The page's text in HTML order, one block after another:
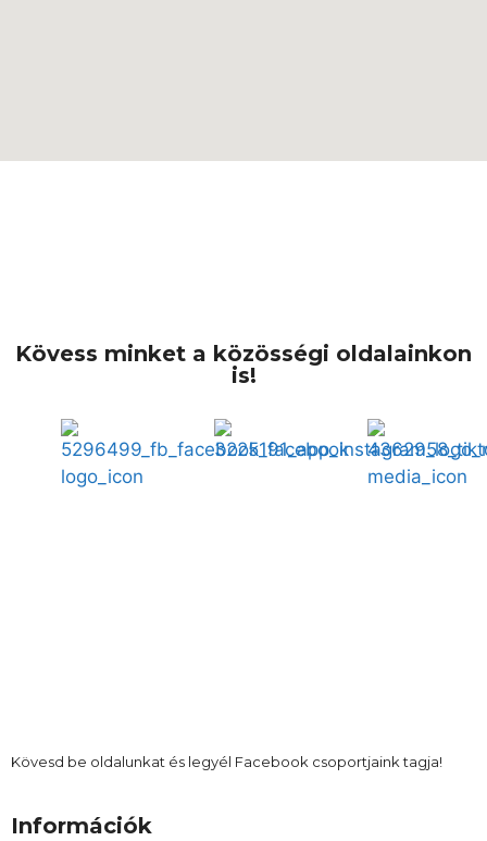
Kövess minket a közösségi oldalainkon
is!
Kövesd be oldalunkat és legyél Facebook csoportjaink tagja!
Információk